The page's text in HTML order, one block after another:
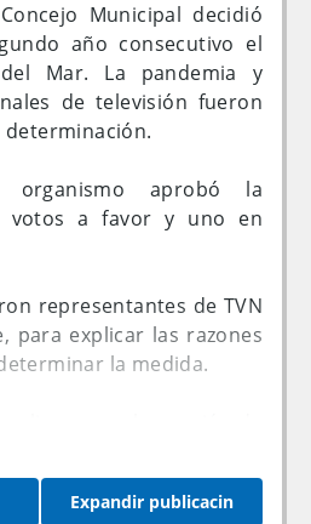
registrará cuando se
de Saturno, muy lejos
cuenta algún índice de
Municipal decidió
año consecutivo el
Mar. La pandemia y
de televisión fueron
determinación.
aprobó la
votos a favor y uno en
representantes de TVN
para explicar las razones
la medida.
35% de la capacidad de
Vergara (14.100 en total)
Expandir publicacin